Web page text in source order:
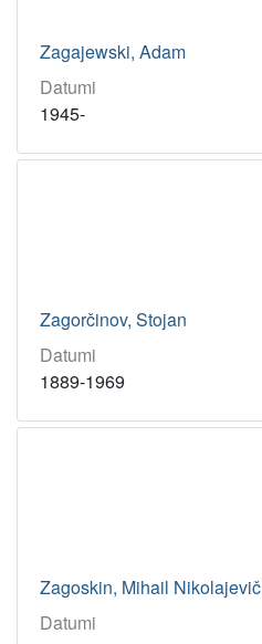
Zagajewski, Adam
Datumi
1945-
Zagorčinov, Stojan
Datumi
1889-1969
Zagoskin, Mihail Nikolajevič
Datumi